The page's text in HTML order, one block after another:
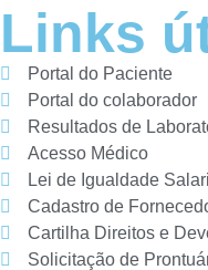
Links
Portal do Paciente
Portal do colaborador
Resultados de
Acesso Médico
Lei de Igualdade
Cadastro de
Cartilha Direitos e
Solicitação de